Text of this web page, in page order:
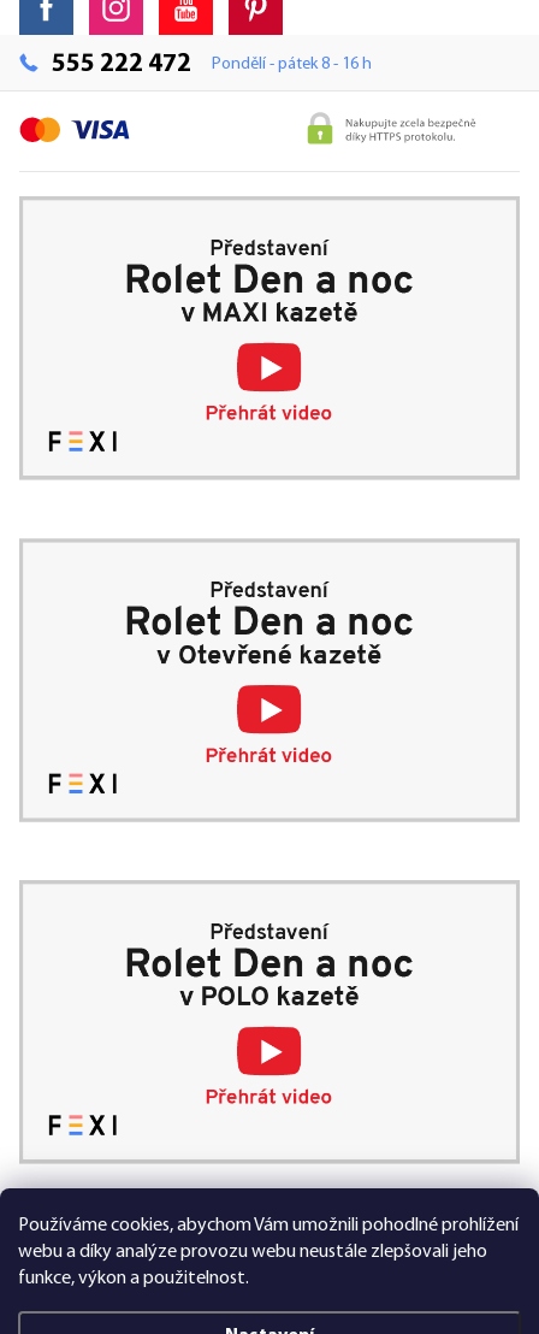
Používáme cookies, abychom Vám umožnili pohodlné prohlížení
webu a díky analýze provozu webu neustále zlepšovali jeho
funkce, výkon a použitelnost.
555 222 472 Pondělí - pátek 8 - 16 h
99 % spokojených zákazníků